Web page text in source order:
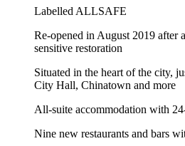
Labelled ALLSAFE
Re-opened in August 2019 after
sensitive restoration
Situated in the heart of the city,
City Hall, Chinatown and more
All-suite accommodation with
Nine new restaurants and bars